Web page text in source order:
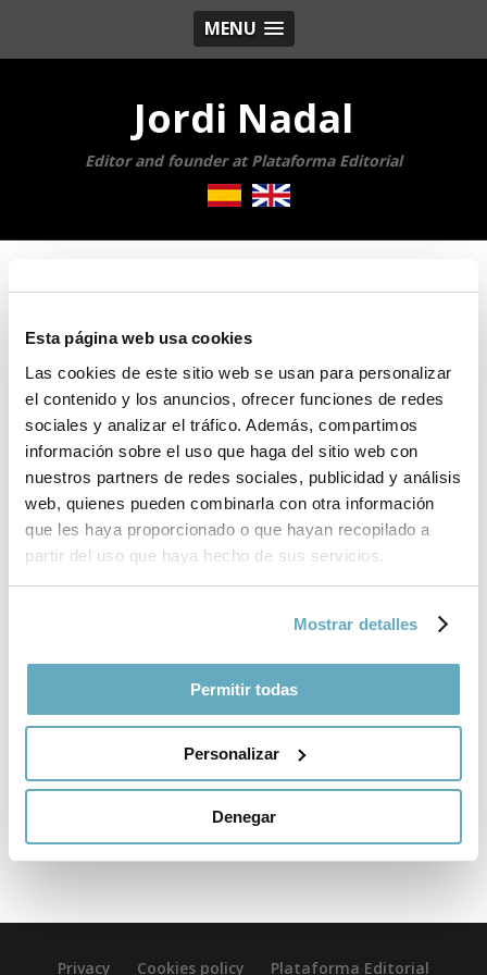
MENU
Esta página web usa cookies
Las cookies de este sitio web se usan para personalizar
el contenido y los anuncios, ofrecer funciones de redes
sociales y analizar el tráfico. Además, compartimos
información sobre el uso que haga del sitio web con
nuestros partners de redes sociales, publicidad y análisis
web, quienes pueden combinarla con otra información
que les haya proporcionado o que hayan recopilado a
partir del uso que haya hecho de sus servicios.
Mostrar detalles
Permitir todas
Personalizar
Denegar
Jordi Nadal
Editor and founder at Plataforma Editorial
Jordi Nadal: Top read books
Camus said that «a novel is nothing more than a
philosophy put into images».
I share with you my favorite books, those that give
meaning to my life and have helped to build my own
philosophy. Because reading is living.
Umbral, Francisco
Vida de un hombre (Ediciones Libertarias)
Usher, Shaun
Cartas memorables ( Salamandra)
Privacy Cookies policy Plataforma Editorial